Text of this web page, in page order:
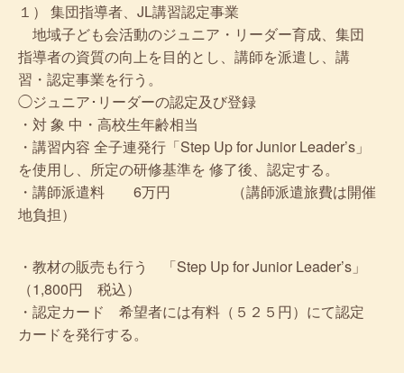
１） 集団指導者、JL講習認定事業
地域子ども会活動のジュニア・リーダー育成、集団
指導者の資質の向上を目的とし、講師を派遣し、講
習・認定事業を行う。
◯ジュニア･リーダーの認定及び登録
・対 象 中・高校生年齢相当
・講習内容 全子連発行「Step Up for Junior Leader’s」
を使用し、所定の研修基準を 修了後、認定する。
・講師派遣料 6万円 （講師派遣旅費は開催
地負担）
・教材の販売も行う 「Step Up for Junior Leader’s」
（1,800円 税込）
・認定カード 希望者には有料（５２５円）にて認定
カードを発行する。